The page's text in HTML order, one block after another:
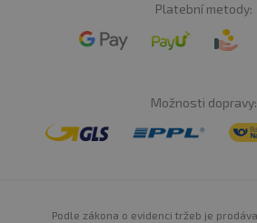
Platební metody:
Možnosti dopravy:
Podle zákona o evidenci tržeb je